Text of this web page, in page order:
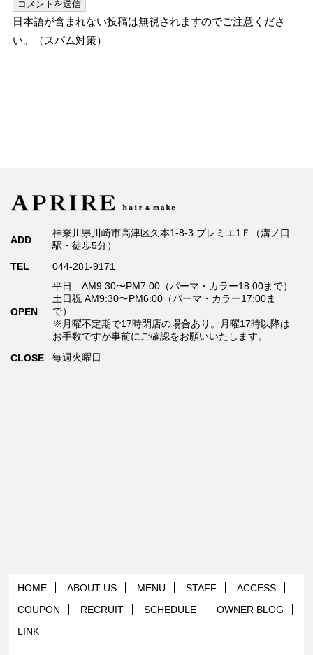
日本語が含まれない投稿は無視されますのでご注意くださ
い。（スパム対策）
ADD
神奈川県川崎市高津区久本1-8-3 プレミエ1Ｆ（溝ノ口
駅・徒歩5分）
TEL
044-281-9171
OPEN
平日 AM9:30〜PM7:00（パーマ・カラー18:00まで）
土日祝 AM9:30〜PM6:00（パーマ・カラー17:00ま
で）
※月曜不定期で17時閉店の場合あり。月曜17時以降は
お手数ですが事前にご確認をお願いいたします。
CLOSE
毎週火曜日
HOME ABOUT US MENU STAFF
ACCESS
COUPON
RECRUIT SCHEDULE
OWNER BLOG
LINK